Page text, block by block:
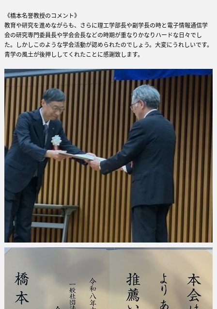
《橋本名誉教授のコメント》
教育や研究を進めながらも、さらに理工学部長や副学長の時と電子情報通信学
会の研究専門委員長や学会会長などの時期が重なりかなりハードな日々でし
た。しかしこのような学会活動が認められたのでしょう。大変にうれしいです。
青学の風土が後押ししてくれたことに感謝致します。